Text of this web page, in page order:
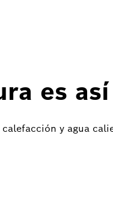
es
y agua